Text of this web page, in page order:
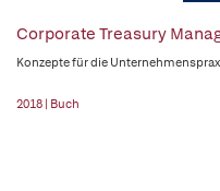
Corporate Treasury
Konzepte für die
2018 | Buch